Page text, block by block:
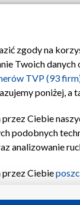
Polityka
zgody na
Twoich
TVP (93
poniżej,
Ciebie
podobnych
analizowanie
przez Ciebie